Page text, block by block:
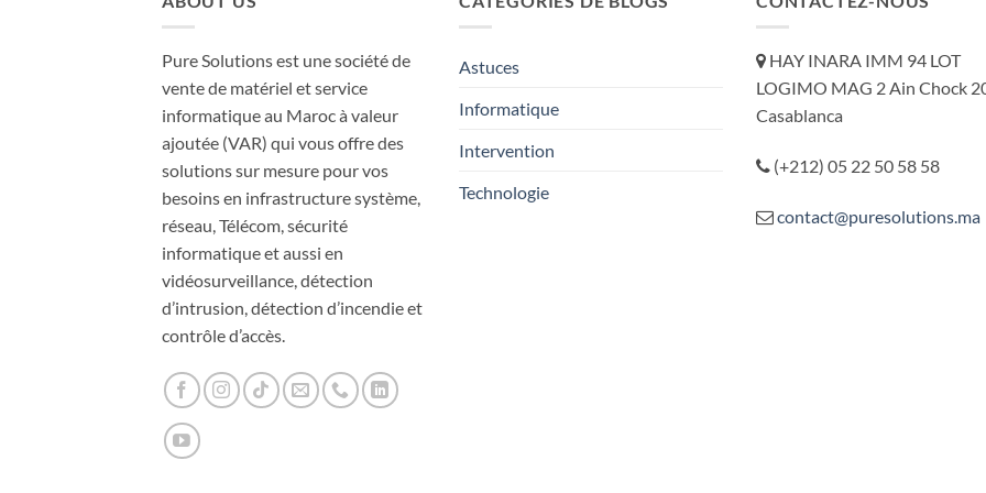
Pure Solutions est une société de
vente de matériel et service
informatique au Maroc à valeur
ajoutée (VAR) qui vous offre des
solutions sur mesure pour vos
besoins en infrastructure système,
réseau, Télécom, sécurité
informatique et aussi en
vidéosurveillance, détection
d’intrusion, détection d’incendie et
contrôle d’accès.
Astuces
Informatique
Intervention
Technologie
HAY INARA IMM 94 LOT
LOGIMO MAG 2 Ain Chock
Casablanca
(+212) 05 22 50 58 58
contact@puresolutions.ma